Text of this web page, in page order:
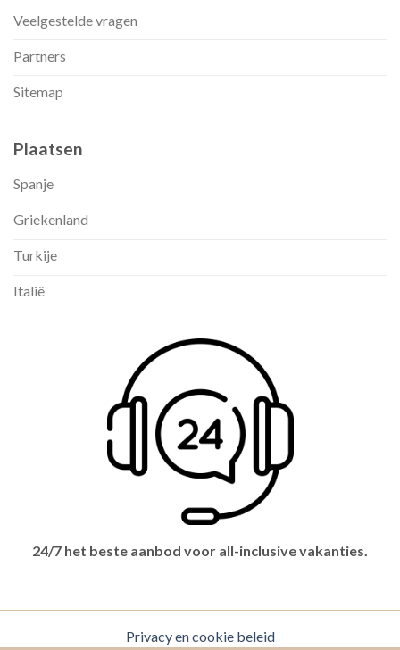
Veelgestelde vragen
Partners
Sitemap
Plaatsen
Spanje
Griekenland
Turkije
Italië
24/7 het beste aanbod voor all-inclusive vakanties.
Privacy en cookie beleid